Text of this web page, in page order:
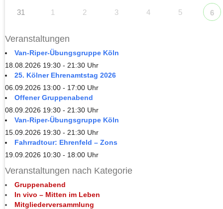
31 1 2 3 4 5 6
Veranstaltungen
Van-Riper-Übungsgruppe Köln
18.08.2026 19:30 - 21:30 Uhr
25. Kölner Ehrenamtstag 2026
06.09.2026 13:00 - 17:00 Uhr
Offener Gruppenabend
08.09.2026 19:30 - 21:30 Uhr
Van-Riper-Übungsgruppe Köln
15.09.2026 19:30 - 21:30 Uhr
Fahrradtour: Ehrenfeld – Zons
19.09.2026 10:30 - 18:00 Uhr
Veranstaltungen nach Kategorie
Gruppenabend
In vivo – Mitten im Leben
Mitgliederversammlung